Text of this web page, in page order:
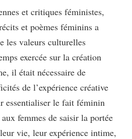
et critiques féministes,
et poèmes féminins a
les valeurs culturelles
exercée sur la création
il était nécessaire de
de l’expérience créative
essentialiser le fait féminin
femmes de saisir la portée
vie, leur expérience intime,